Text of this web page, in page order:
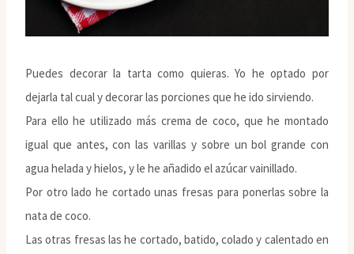
Puedes decorar la tarta como quieras. Yo he optado por
dejarla tal cual y decorar las porciones que he ido sirviendo.
Para ello he utilizado más crema de coco, que he montado
igual que antes, con las varillas y sobre un bol grande con
agua helada y hielos, y le he añadido el azúcar vainillado.
Por otro lado he cortado unas fresas para ponerlas sobre la
nata de coco.
Las otras fresas las he cortado, batido, colado y calentado en